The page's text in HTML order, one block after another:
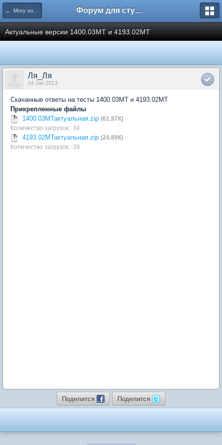
← Могу помочь Форум для студента СГА
Актуальные версии 1400.03МТ и 4193.02МТ
Ля_Ля
14 Jan 2013
Скачанные ответы на тесты 1400.03МТ и 4193.02МТ
Прикрепленные файлы
1400.03МТактуальная.zip (61.97К)
Количество загрузок:: 34
4193.02МТактуальная.zip (24.89К)
Количество загрузок:: 39
Поделится Поделится